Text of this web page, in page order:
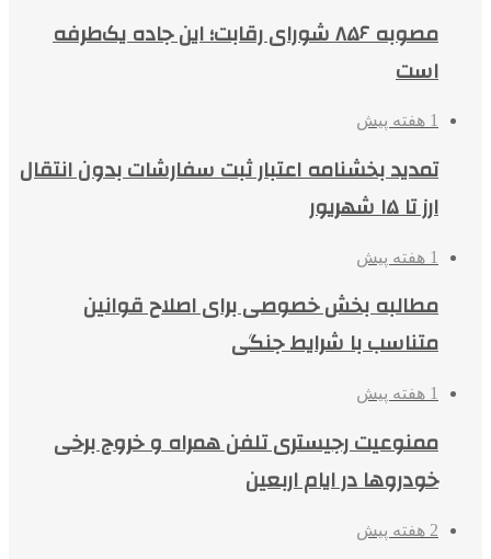
مصوبه ۸۵۶ شورای رقابت؛ این جاده یک‌طرفه
است
1 هفته پیش
تمدید بخشنامه اعتبار ثبت سفارشات بدون انتقال
ارز تا ۱۵ شهریور
1 هفته پیش
مطالبه بخش خصوصی برای اصلاح قوانین
متناسب با شرایط جنگی
1 هفته پیش
ممنوعیت رجیستری تلفن همراه و خروج برخی
خودروها در ایام اربعین
2 هفته پیش